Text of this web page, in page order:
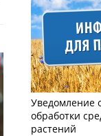
Уведомление
обработки
растений